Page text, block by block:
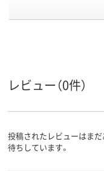
ループ
レビュー（0件）
投稿されたレビューはま
待ちしています。